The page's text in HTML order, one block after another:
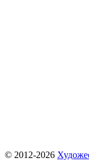
© 2012-2026